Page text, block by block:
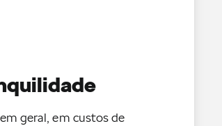
geral, em custos de